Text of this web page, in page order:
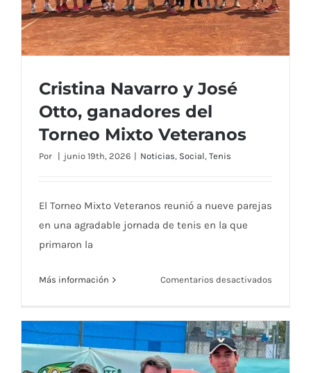
vez
en
la
MadCup
Cristina Navarro y José Otto, ganadores
Cristina Navarro y José
Otto, ganadores del
Torneo Mixto Veteranos
Por | junio 19th, 2026 | Noticias, Social, Tenis
El Torneo Mixto Veteranos reunió a nueve parejas
en una agradable jornada de tenis en la que
primaron la
Más información Comentarios desactivados
y
José
Otto,